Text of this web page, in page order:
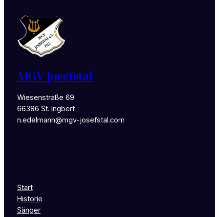
MGV Josefstal
Wiesenstraße 69
66386 St. Ingbert
n.edelmann@mgv-josefstal.com
Start
Historie
Sänger